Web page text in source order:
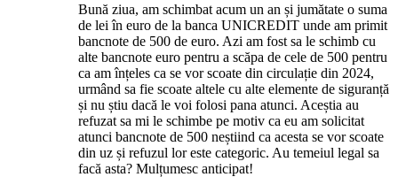
Bună ziua, am schimbat acum un an și jumătate o suma
de lei în euro de la banca UNICREDIT unde am primit
bancnote de 500 de euro. Azi am fost sa le schimb cu
alte bancnote euro pentru a scăpa de cele de 500 pentru
ca am înțeles ca se vor scoate din circulație din 2024,
urmând sa fie scoate altele cu alte elemente de siguranță
și nu știu dacă le voi folosi pana atunci. Aceștia au
refuzat sa mi le schimbe pe motiv ca eu am solicitat
atunci bancnote de 500 neștiind ca acesta se vor scoate
din uz și refuzul lor este categoric. Au temeiul legal sa
facă asta? Mulțumesc anticipat!